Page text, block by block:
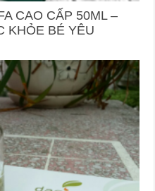
CAO CẤP 50ML –
KHỎE BÉ YÊU